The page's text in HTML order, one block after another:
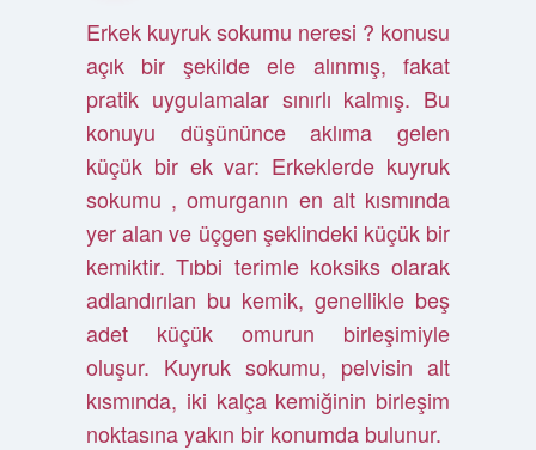
Erkek kuyruk sokumu neresi ? konusu
açık bir şekilde ele alınmış, fakat
pratik uygulamalar sınırlı kalmış. Bu
konuyu düşününce aklıma gelen
küçük bir ek var: Erkeklerde kuyruk
sokumu , omurganın en alt kısmında
yer alan ve üçgen şeklindeki küçük bir
kemiktir. Tıbbi terimle koksiks olarak
adlandırılan bu kemik, genellikle beş
adet küçük omurun birleşimiyle
oluşur. Kuyruk sokumu, pelvisin alt
kısmında, iki kalça kemiğinin birleşim
noktasına yakın bir konumda bulunur.